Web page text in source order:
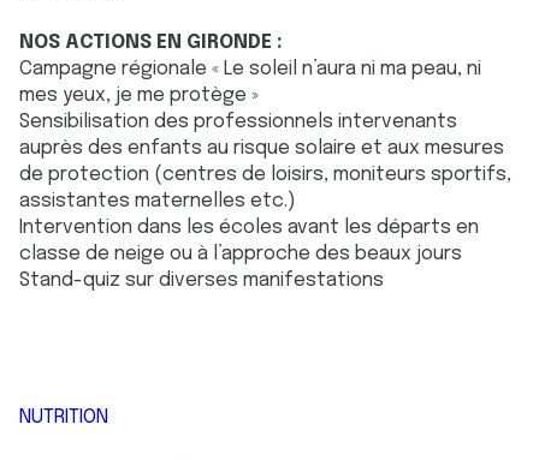
NOS ACTIONS EN GIRONDE :
Campagne régionale « Le soleil n’aura ni ma peau, ni
mes yeux, je me protège »
Sensibilisation des professionnels intervenants
auprès des enfants au risque solaire et aux mesures
de protection (centres de loisirs, moniteurs sportifs,
assistantes maternelles etc.)
Intervention dans les écoles avant les départs en
classe de neige ou à l’approche des beaux jours
Stand-quiz sur diverses manifestations
NUTRITION